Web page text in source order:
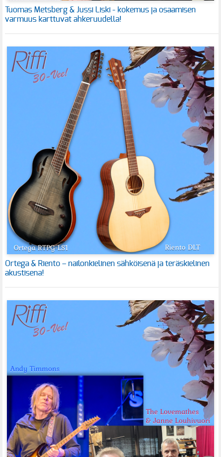
Tuomas Metsberg & Jussi Liski - kokemus ja osaamisen
varmuus karttuvat ahkeruudella!
Ortega & Riento – nailonkielinen sähköisenä ja teräskielinen
akustisena!